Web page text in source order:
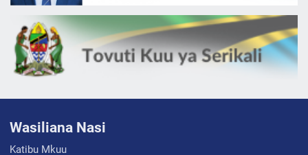
Wasiliana Nasi
Katibu Mkuu